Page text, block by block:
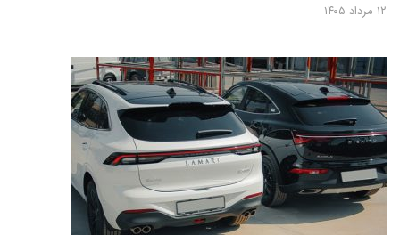
۱۲ مرداد ۱۴۰۵